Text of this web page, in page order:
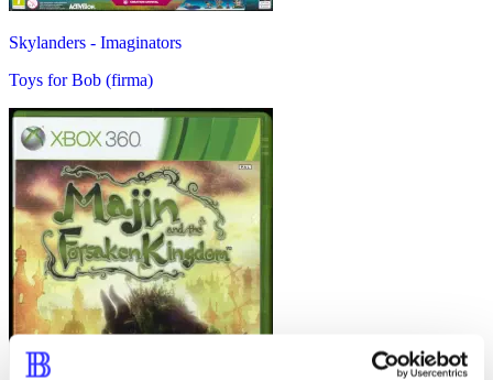
Skylanders - Imaginators
Toys for Bob (firma)